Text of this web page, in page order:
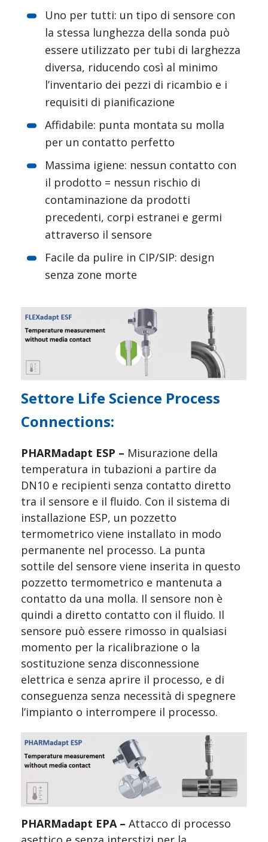
Uno per tutti: un tipo di sensore con
la stessa lunghezza della sonda può
essere utilizzato per tubi di larghezza
diversa, riducendo così al minimo
l’inventario dei pezzi di ricambio e i
requisiti di pianificazione
Affidabile: punta montata su molla
per un contatto perfetto
Massima igiene: nessun contatto con
il prodotto = nessun rischio di
contaminazione da prodotti
precedenti, corpi estranei e germi
attraverso il sensore
Facile da pulire in CIP/SIP: design
senza zone morte
Settore Life Science Process
Connections:
PHARMadapt ESP – Misurazione della
temperatura in tubazioni a partire da
DN10 e recipienti senza contatto diretto
tra il sensore e il fluido. Con il sistema di
installazione ESP, un pozzetto
termometrico viene installato in modo
permanente nel processo. La punta
sottile del sensore viene inserita in questo
pozzetto termometrico e mantenuta a
contatto da una molla. Il sensore non è
quindi a diretto contatto con il fluido. Il
sensore può essere rimosso in qualsiasi
momento per la ricalibrazione o la
sostituzione senza disconnessione
elettrica e senza aprire il processo, e di
conseguenza senza necessità di spegnere
l’impianto o interrompere il processo.
PHARMadapt EPA – Attacco di processo